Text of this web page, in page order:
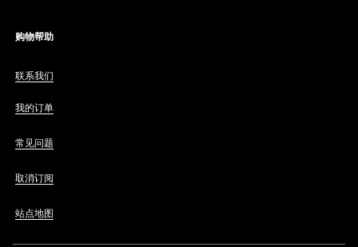
购物帮助
联系我们
我的订单
常见问题
取消订阅
站点地图